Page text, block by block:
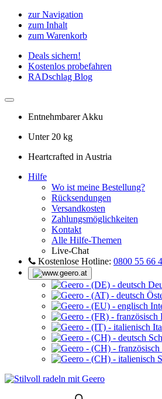
zur Navigation
zum Inhalt
zum Warenkorb
Deals sichern!
Kostenlos probefahren
RADschlag Blog
Entnehmbarer Akku
Unter 20 kg
Heartcrafted in Austria
Hilfe
Wo ist meine Bestellung?
Rücksendungen
Versandkosten
Zahlungsmöglichkeiten
Kontakt
Alle Hilfe-Themen
Live-Chat
Kostenlose Hotline: 0800 55 66